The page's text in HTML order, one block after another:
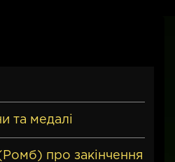
та медалі
про закінчення